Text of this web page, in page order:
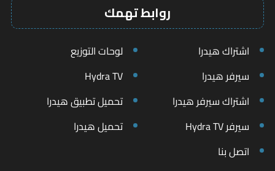
روابط تهمك
اشتراك هيدرا
لوحات التوزيع
سيرفر هيدرا
Hydra TV
اشتراك سيرفر هيدرا
تحميل تطبيق هيدرا
سيرفر Hydra TV
تحميل هيدرا
اتصل بنا